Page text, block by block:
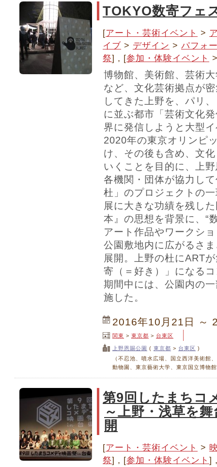
TOKYO数寄フェ
[アート・芸術イベント >
イブ > デザイン > パフォ
祭] , [参加・体験イベント
博物館、美術館、芸術
など、文化芸術拠点が
してきた上野を、パリ
に並ぶ都市「芸術文化
界に発信しようと大型
2020年の東京オリンピ
け、その後も含め、文
いくことを目的に、上
各機関・団体が協力し
杜」のプロジェクトの
展に大きな功績を残し
本』の思想を背景に、“
アート作品やワークシ
公園敷地内に広がるさ
展開。上野の杜にART
寄（＝好き）」になる
期間中には、公園内の
施した。
2016年10月21日 ～
関東 > 東京都 > 台東区
上野恩賜公園 ( 東京都 > 台東区 )
（不忍池、噴水広場、国立西洋美術館
動物園、東京藝術大学、東京国立博物
第9回したまちコ
～上野・浅草を
開
[アート・芸術イベント >
祭] , [参加・体験イベント ]